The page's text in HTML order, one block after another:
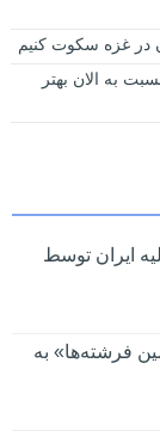
در غزه سکوت کنیم
به الان بهتر
ایران توسط
فرشته‌ها» به